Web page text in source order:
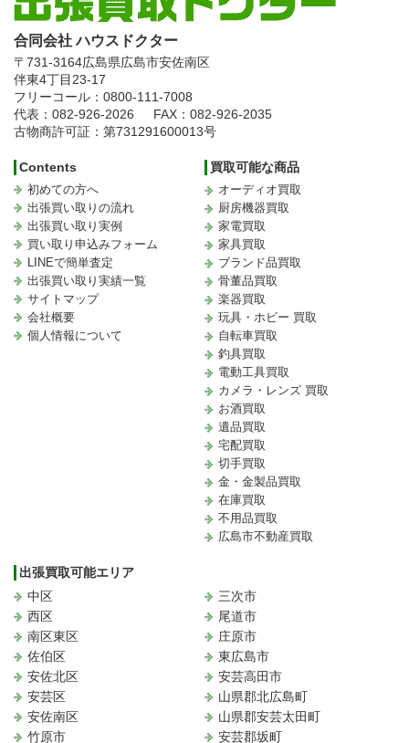
合同会社 ハウスドクター
〒731-3164広島県広島市安佐南区
伴東4丁目23-17
フリーコール：0800-111-7008
代表：082-926-2026
FAX：082-926-2035
古物商許可証：第731291600013号
Contents
初めての方へ
出張買い取りの流れ
出張買い取り実例
買い取り申込みフォーム
LINEで簡単査定
出張買い取り実績一覧
サイトマップ
会社概要
個人情報について
買取可能な商品
オーディオ買取
厨房機器買取
家電買取
家具買取
ブランド品買取
骨董品買取
楽器買取
玩具・ホビー 買取
自転車買取
釣具買取
電動工具買取
カメラ・レンズ 買取
お酒買取
遺品買取
宅配買取
切手買取
金・金製品買取
在庫買取
不用品買取
広島市不動産買取
出張買取可能エリア
中区
西区
南区東区
佐伯区
安佐北区
安芸区
安佐南区
竹原市
三次市
尾道市
庄原市
東広島市
安芸高田市
山県郡北広島町
山県郡安芸太田町
安芸郡坂町